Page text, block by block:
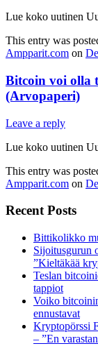
Lue koko uutinen
This entry was
Ampparit.com on
Bitcoin voi olla
(Arvopaperi)
Leave a reply
Lue koko uutinen
This entry was
Ampparit.com on
Recent Posts
Bittikolikko
Sijoitusgurun
”Kieltäkää
Teslan
tappiot
Voiko
ennustavat
Kryptopörssi
– ”En